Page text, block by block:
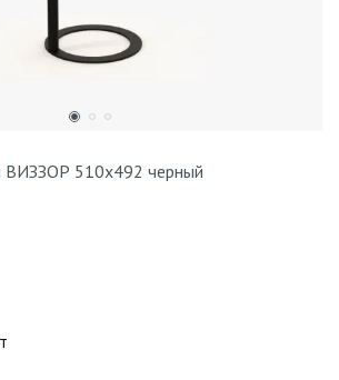
ВИЗЗОР 510x492 черный